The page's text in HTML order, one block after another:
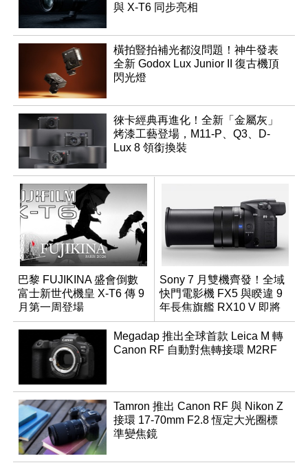
與 X-T6 同步亮相
橫拍豎拍補光都沒問題！神牛發表
全新 Godox Lux Junior II 復古機頂
閃光燈
徠卡經典再進化！全新「金屬灰」
烤漆工藝登場，M11-P、Q3、D-
Lux 8 領銜換裝
巴黎 FUJIKINA 盛會倒數
富士新世代機皇 X-T6 傳 9
月第一周登場
Sony 7 月雙機齊發！全域
快門電影機 FX5 與睽違 9
年長焦旗艦 RX10 V 即將
登場
Megadap 推出全球首款 Leica M 轉
Canon RF 自動對焦轉接環 M2RF
Tamron 推出 Canon RF 與 Nikon Z
接環 17-70mm F2.8 恆定大光圈標
準變焦鏡